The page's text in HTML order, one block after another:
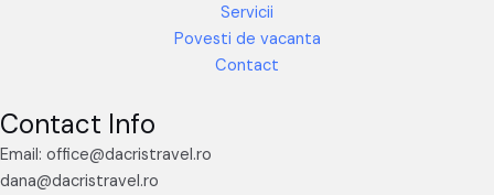
Servicii
Povesti de vacanta
Contact
Contact Info
Email: office@dacristravel.ro
dana@dacristravel.ro